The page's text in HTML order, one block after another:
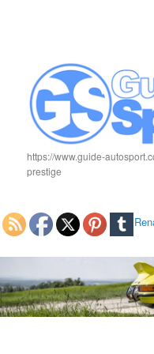
https://www.guide-
prestige